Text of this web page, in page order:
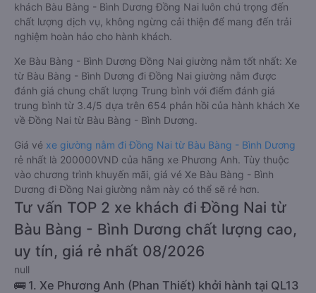
khách Bàu Bàng - Bình Dương Đồng Nai luôn chú trọng đến
chất lượng dịch vụ, không ngừng cải thiện để mang đến trải
nghiệm hoàn hảo cho hành khách.
Xe Bàu Bàng - Bình Dương Đồng Nai giường nằm tốt nhất: Xe
từ Bàu Bàng - Bình Dương đi Đồng Nai giường nằm được
đánh giá chung chất lượng Trung bình với điểm đánh giá
trung bình từ 3.4/5 dựa trên 654 phản hồi của hành khách Xe
về Đồng Nai từ Bàu Bàng - Bình Dương.
Giá vé xe giường nằm đi Đồng Nai từ Bàu Bàng - Bình Dương
rẻ nhất là 200000VND của hãng xe Phương Anh. Tùy thuộc
vào chương trình khuyến mãi, giá vé Xe Bàu Bàng - Bình
Dương đi Đồng Nai giường nằm này có thể sẽ rẻ hơn.
Tư vấn TOP 2 xe khách đi Đồng Nai từ
Bàu Bàng - Bình Dương chất lượng cao,
uy tín, giá rẻ nhất 08/2026
null
🚌 1. Xe Phương Anh (Phan Thiết) khởi hành tại QL13